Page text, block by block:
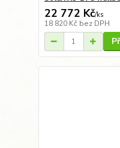
22 772 Kč/ks
18 820 Kč bez DPH